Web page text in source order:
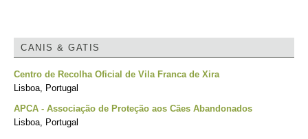
CANIS & GATIS
Centro de Recolha Oficial de Vila Franca de Xira
Lisboa, Portugal
APCA - Associação de Proteção aos Cães Abandonados
Lisboa, Portugal